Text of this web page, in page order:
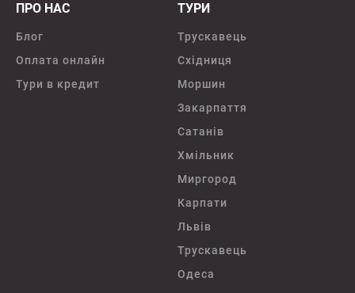
ПРО НАС
Блог
Оплата онлайн
Тури в кредит
ТУРИ
Трускавець
Східниця
Моршин
Закарпаття
Сатанів
Хмільник
Миргород
Карпати
Львів
Трускавець
Одеса